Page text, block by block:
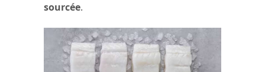
sourcée.